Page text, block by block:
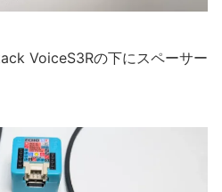
VoiceS3Rの下にスペーサー